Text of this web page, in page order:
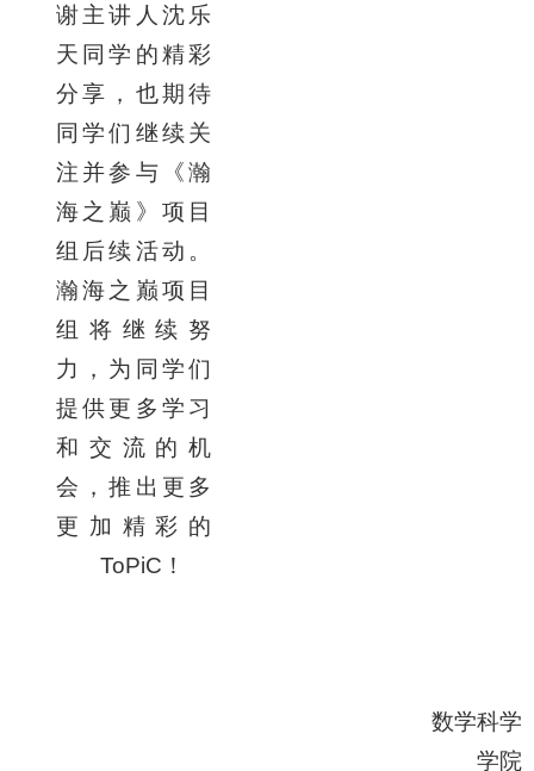
谢主讲人沈乐
天同学的精彩
分享，也期待
同学们继续关
注并参与《瀚
海之巅》项目
组后续活动。
瀚海之巅项目
组将继续努
力，为同学们
提供更多学习
和交流的机
会，推出更多
更加精彩的
ToPiC ！
数学科学
学院